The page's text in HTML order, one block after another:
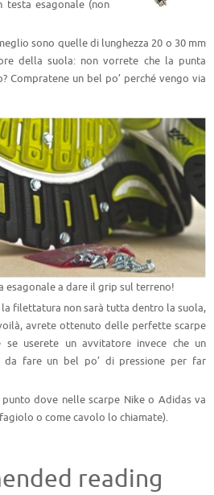
esagonale (non
sono quelle di lunghezza 20 o 30 mm
della suola: non vorrete che la punta
Compratene un bel po’ perché vengo via
esagonale a dare il grip sul terreno!
filettatura non sarà tutta dentro la suola,
avrete ottenuto delle perfette scarpe
userete un avvitatore invece che un
da fare un bel po’ di pressione per far
dove nelle scarpe Nike o Adidas va
o come cavolo lo chiamate).
reading